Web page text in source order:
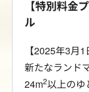
【特別料金
ル
【2025年3月
新たなランド
24m2以上のゆ